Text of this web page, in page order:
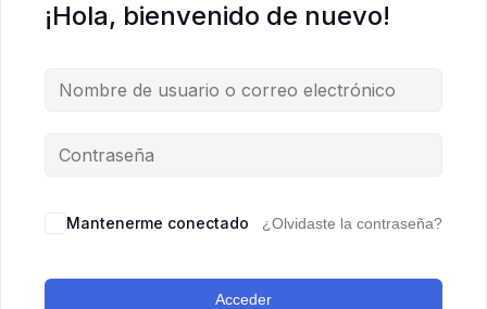
¡Hola, bienvenido de nuevo!
Mantenerme conectado ¿Olvidaste la contraseña?
Acceder